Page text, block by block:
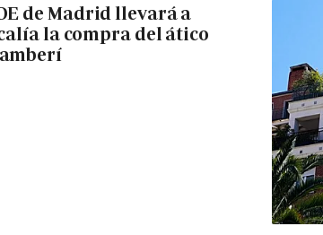
de Madrid llevará a
la compra del ático